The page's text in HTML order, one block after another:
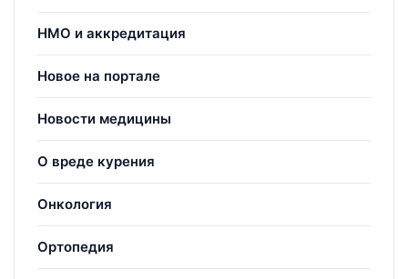
НМО и аккредитация
Новое на портале
Новости медицины
О вреде курения
Онкология
Ортопедия